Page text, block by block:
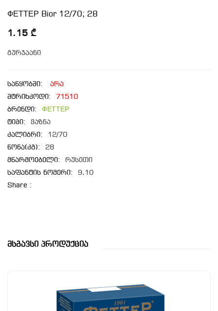
ФЕТТЕР Bior 12/70; 28
1.15 ₾
გურჯაანი
საწყობში:
არა
შტრიხკოდი:
71510
ბრენდი:
ФЕТТЕР
ტიპი:
ვაზნა
კალიბრი:
12/70
წონა(კგ):
28
მწარმოებელი:
რუსეთი
საფანტის ნომერი:
9,10
Share :
Მსგავსი Პროდუქცია